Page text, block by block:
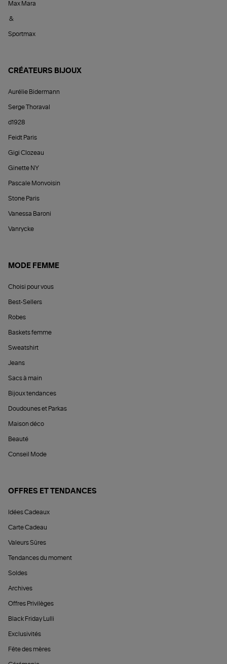
Max Mara
&
Sportmax
CRÉATEURS BIJOUX
Aurélie Bidermann
Serge Thoraval
d1928
Feidt Paris
Gigi Clozeau
Ginette NY
Pascale Monvoisin
Stone Paris
Vanessa Baroni
Vanrycke
MODE FEMME
Choisi pour vous
Best-Sellers
Robes
Baskets femme
Sweatshirt
Jeans
Sacs à main
Bijoux tendances
Doudounes et Parkas
Maison déco
Beauté
Conseil Mode
OFFRES ET TENDANCES
Idées Cadeaux
Carte Cadeau
Valeurs Sûres
Tendances du moment
Soldes
Archives
Offres Privilèges
Black Friday Lulli
Exclusivités
Fête des mères